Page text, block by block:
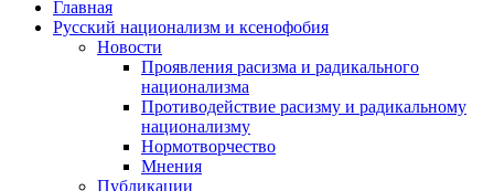
Главная
Русский национализм и ксенофобия
Новости
Проявления расизма и радикального
национализма
Противодействие расизму и радикальному
национализму
Нормотворчество
Мнения
Публикации